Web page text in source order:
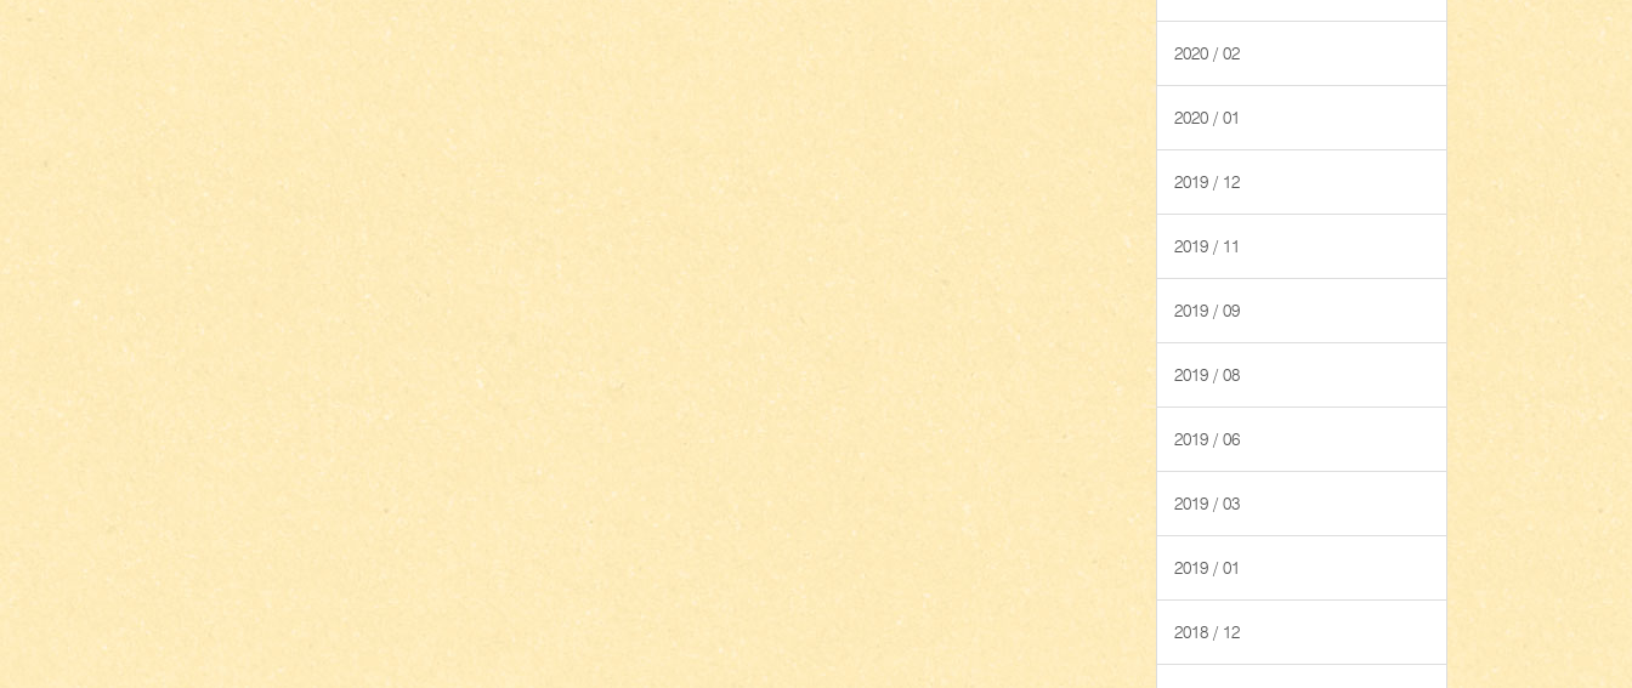
2020 / 02
2020 / 01
2019 / 12
2019 / 11
2019 / 09
2019 / 08
2019 / 06
2019 / 03
2019 / 01
2018 / 12